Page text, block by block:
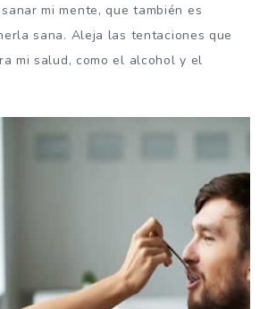
mi mente, que también es
sana. Aleja las tentaciones que
mi salud, como el alcohol y el